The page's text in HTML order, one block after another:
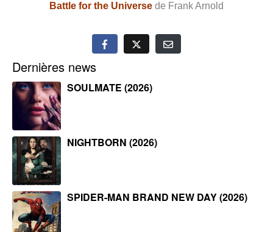
Battle for the Universe de Frank Arnold
Dernières news
SOULMATE (2026)
NIGHTBORN (2026)
SPIDER-MAN BRAND NEW DAY (2026)